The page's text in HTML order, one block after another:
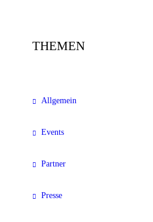
THEMEN
Allgemein
Events
Partner
Presse